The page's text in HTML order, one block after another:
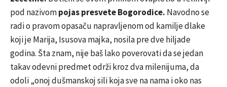
pod nazivompojas presvete Bogorodice. Navodno se
radi o pravom opasaču napravljenom od kamilje dlake
koji je Marija, Isusova majka, nosila pre dve hiljade
godina. Šta znam, nije baš lako poverovati da se jedan
takav odevni predmet održi kroz dva milenijuma, da
odoli „onoj dušmanskoj sili koja sve na nama i oko nas